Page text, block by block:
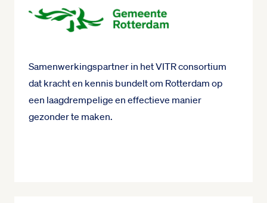
Samenwerkingspartner in het VITR consortium
dat kracht en kennis bundelt om Rotterdam op
een laagdrempelige en effectieve manier
gezonder te maken.